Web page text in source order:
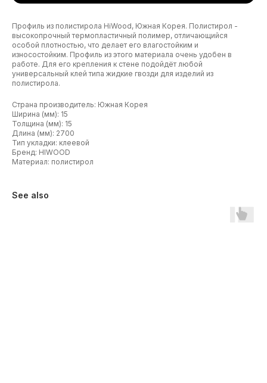
Профиль из полистирола HiWood, Южная Корея. Полистирол -
высокопрочный термопластичный полимер, отличающийся
особой плотностью, что делает его влагостойким и
износостойким. Профиль из этого материала очень удобен в
работе. Для его крепления к стене подойдёт любой
универсальный клей типа жидкие гвозди для изделий из
полистирола.
Страна производитель: Южная Корея
Ширина (мм): 15
Толщина (мм): 15
Длина (мм): 2700
Тип укладки: клеевой
Бренд: HIWOOD
Материал: полистирол
See also